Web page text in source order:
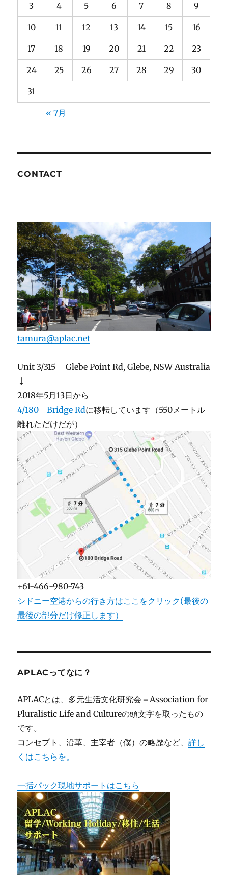
3 4 5 6 7 8 9
10 11 12 13 14 15 16
17 18 19 20 21 22 23
24 25 26 27 28 29 30
31
« 7月
CONTACT
tamura@aplac.net
Unit 3/315 Glebe Point Rd, Glebe, NSW Australia
↓
2018年5月13日から
4/180 Bridge Rdに移転しています（550メートル
離れただけだが）
+61-466-980-743
シドニー空港からの行き方はここをクリック(最後の
最後の部分だけ修正します）
APLACってなに？
APLACとは、多元生活文化研究会＝Association for
Pluralistic Life and Cultureの頭文字を取ったもの
です。
コンセプト、沿革、主宰者（僕）の略歴など、詳し
くはこちらを。
一括パック現地サポートはこちら